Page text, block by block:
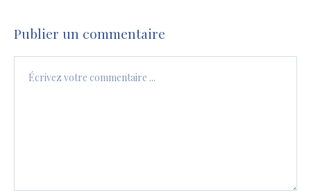
Publier un commentaire